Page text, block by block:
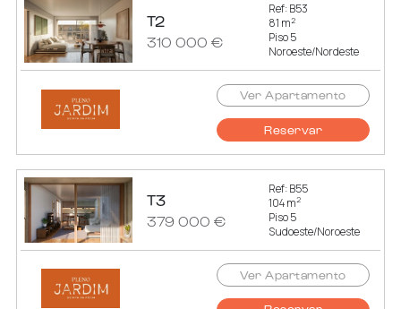
T2
310 000 €
Ref: B53
81 m2
Piso 5
Noroeste/Nordeste
Ver Apartamento
Reservar
T3
379 000 €
Ref: B55
104 m2
Piso 5
Sudoeste/Noroeste
Ver Apartamento